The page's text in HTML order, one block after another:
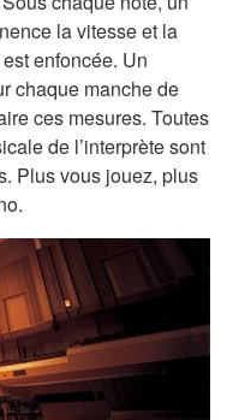
la vitesse et la
enfoncée. Un
chaque manche de
ces mesures. Toutes
de l’interprète sont
Plus vous jouez, plus